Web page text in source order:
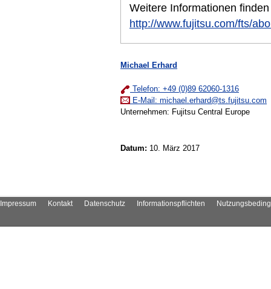
Weitere Informationen
http://www.fujitsu.com/fts/
Michael Erhard
Telefon: +49 (0)89 62060-1316
E-Mail: michael.erhard@ts.fujitsu.com
Unternehmen: Fujitsu Central Europe
Datum: 10. März 2017
Impressum Kontakt Datenschutz Informationspflichten